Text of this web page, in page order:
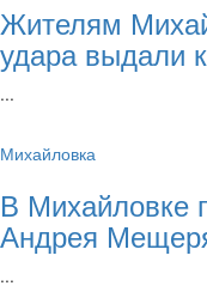
Жителям
удара выдали
...
Михайловка
В Михайловке
Андрея
...